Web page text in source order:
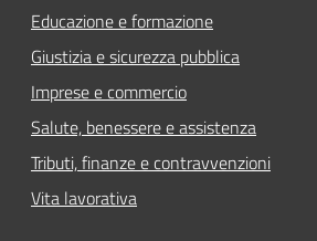
Educazione e formazione
Giustizia e sicurezza pubblica
Imprese e commercio
Salute, benessere e assistenza
Tributi, finanze e contravvenzioni
Vita lavorativa